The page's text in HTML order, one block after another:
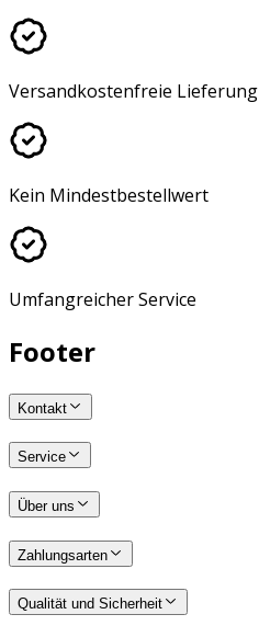
Versandkostenfreie Lieferung
Kein Mindestbestellwert
Umfangreicher Service
Footer
Kontakt
Service
Über uns
Zahlungsarten
Qualität und Sicherheit